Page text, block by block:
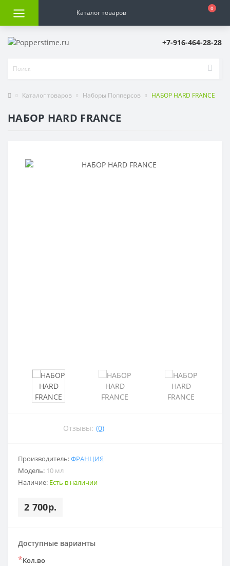
Каталог товаров 0
+7-916-464-28-28
Каталог товаров Наборы Попперсов НАБОР HARD FRANCE
НАБОР HARD FRANCE
Отзывы: (0)
Производитель:ФРАНЦИЯ
Модель: 10 мл
Наличие: Есть в наличии
2 700р.
Доступные варианты
*Кол.во